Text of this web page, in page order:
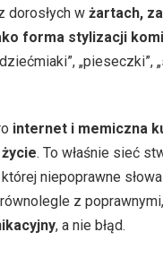
dorosłych w żartach,
forma stylizacji
„pieseczki”,
internet i memiczna
. To właśnie sieć
niepoprawne
z poprawnymi,
, a nie błąd.